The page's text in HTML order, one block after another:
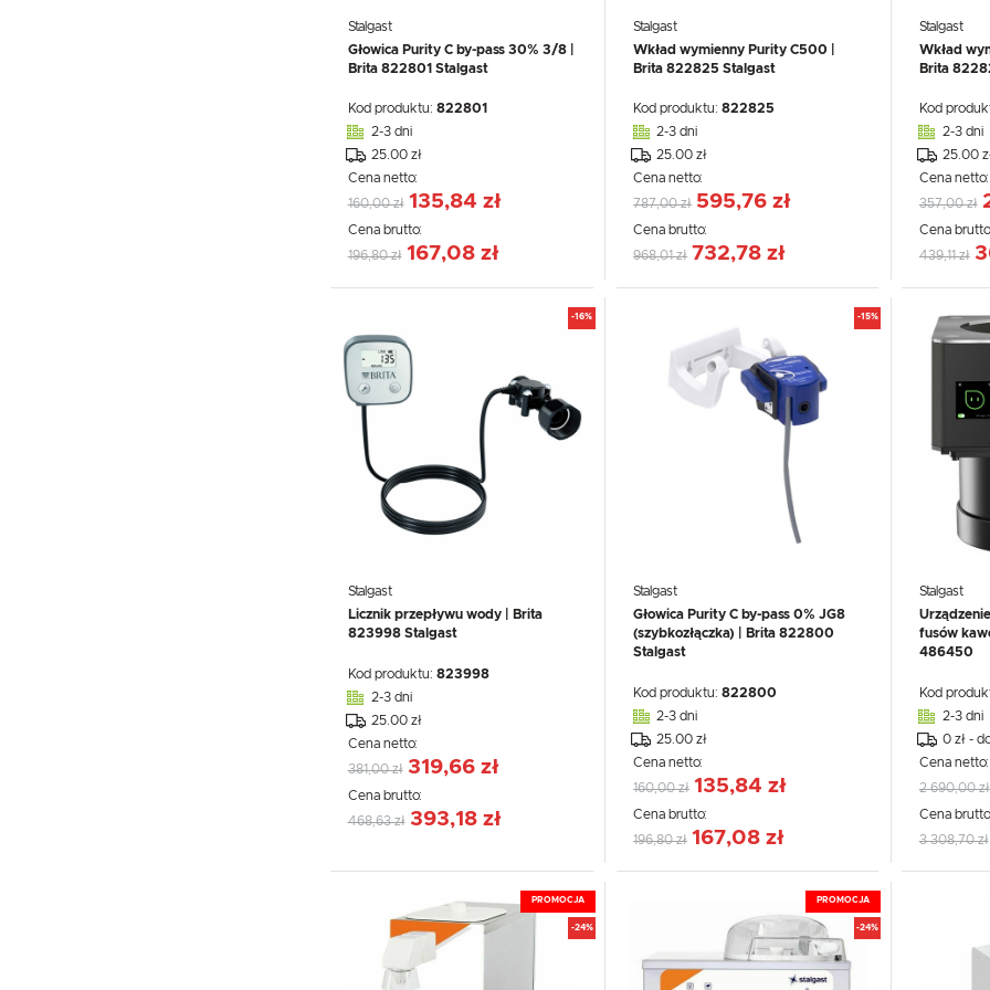
Stalgast
Głowica Purity C by-pass 30% 3/8 |
Brita 822801 Stalgast
Kod produktu: 822801
2-3 dni
25.00 zł
Cena netto:
160,00 zł 135,84 zł
Cena brutto:
196,80 zł 167,08 zł
Stalgast
Wkład wymienny Purity C500 |
Brita 822825 Stalgast
Kod produktu:822825
2-3 dni
25.00 zł
Cena netto:
787,00 zł 595,76 zł
Cena brutto:
968,01 zł 732,78 zł
Stalgast
Wkład
Brita
Kod
2-3 dni
25.00
Cena netto:
357,00 zł
Cena
439,11 zł
-16%
Stalgast
Licznik przepływu wody | Brita
823998 Stalgast
Kod produktu: 823998
2-3 dni
25.00 zł
Cena netto:
381,00 zł 319,66 zł
Cena brutto:
468,63 zł 393,18 zł
-15%
Stalgast
Głowica Purity C by-pass 0% JG8
(szybkozłączka) | Brita 822800
Stalgast
Kod produktu:822800
2-3 dni
25.00 zł
Cena netto:
160,00 zł 135,84 zł
Cena brutto:
196,80 zł 167,08 zł
Stalgast
fusów
486450
Kod
2-3 dni
0 zł -
Cena netto:
2 690,00 zł
Cena
3 308,70 zł
PROMOCJA
-24%
PROMOCJA
-24%